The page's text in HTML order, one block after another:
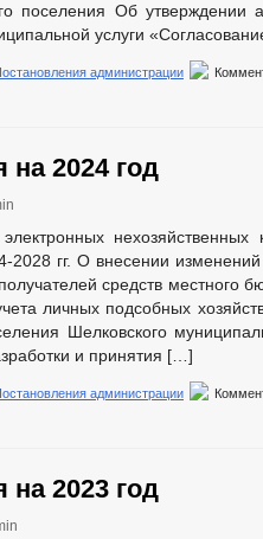
поселения Об утверждении
услуги
администрации
на 2024 год
нехозяйственных
2028 гг. О внесении
средств местного
личных подсобных
Шелковского
и принятия […]
администрации
на 2023 год